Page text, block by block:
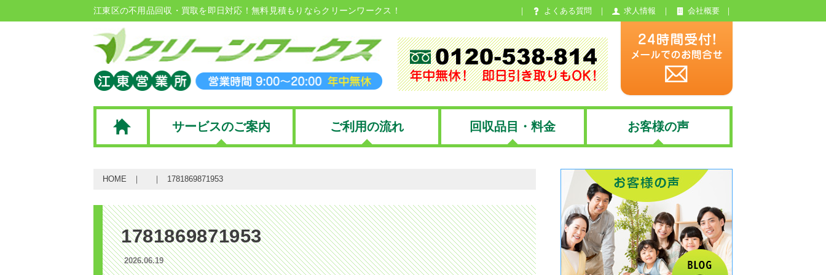
江東区の不用品回収・買取を即日対応！無料見積もりならクリーンワークス！ よくある質問 求人情報 会社概要
サービスのご案内 ご利用の流れ 回収品目・料金 お客様の声
HOME 1781869871953
1781869871953
2026.06.19